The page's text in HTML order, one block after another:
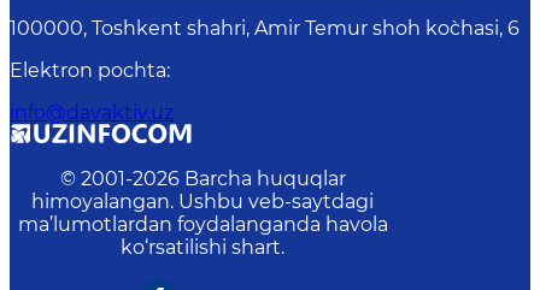
100000, Toshkent shahri, Amir Temur shoh ko`chasi, 6
Elektron pochta:
info@davaktiv.uz
© 2001-2026 Barcha huquqlar
himoyalangan. Ushbu veb-saytdagi
ma’lumotlardan foydalanganda havola
ko‘rsatilishi shart.